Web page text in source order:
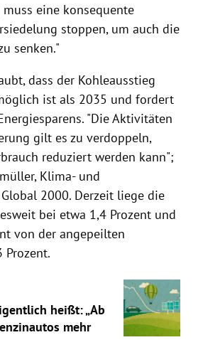
eine konsequente
stoppen, um auch die
senken."
dass der Kohleausstieg
ist als 2035 und fordert
"Die Aktivitäten
gilt es zu verdoppeln,
reduziert werden kann";
Klima- und
2000. Derzeit liege die
bei etwa 1,4 Prozent und
von der angepeilten
Prozent.
heißt: „Ab
mehr